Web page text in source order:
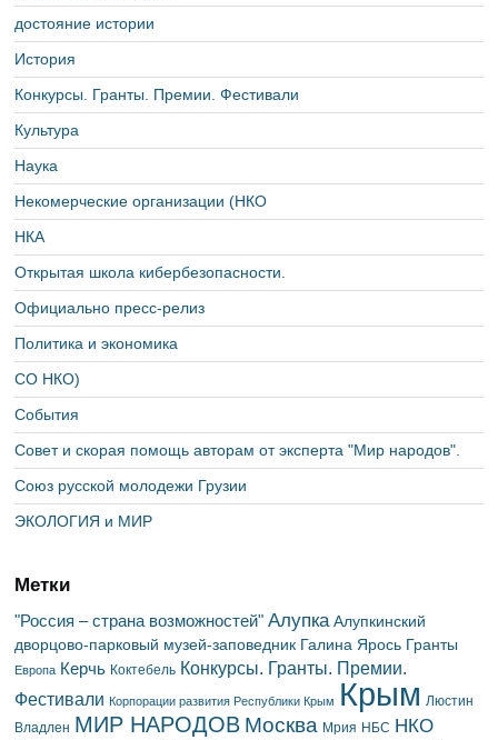
достояние истории
История
Конкурсы. Гранты. Премии. Фестивали
Культура
Наука
Некомерческие организации (НКО
НКА
Открытая школа кибербезопасности.
Официально пресс-релиз
Политика и экономика
СО НКО)
События
Совет и скорая помощь авторам от эксперта "Мир народов".
Союз русской молодежи Грузии
ЭКОЛОГИЯ и МИР
Метки
"Россия – страна возможностей" Алупка Алупкинский
дворцово-парковый музей-заповедник Галина Ярось Гранты
Европа Керчь Коктебель Конкурсы. Гранты. Премии.
Фестивали Корпорации развития Республики Крым Крым Люстин
Владлен МИР НАРОДОВ Москва Мрия НБС НКО